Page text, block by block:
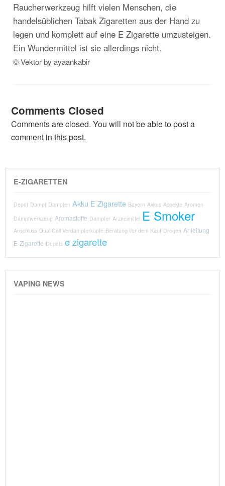
Raucherwerkzeug hilft vielen Menschen, die
handelsüblichen Tabak Zigaretten aus der Hand zu
legen und komplett auf eine E Zigarette umzusteigen.
Ein Wundermittel ist sie allerdings nicht.
© Vektor by ayaankabir
Comments Closed
Comments are closed. You will not be able to post a
comment in this post.
E-ZIGARETTEN
Depot Dampf Dampfen Akku E Zigarette Bayern Akkus Aspekte Aromen
Dampfwerkzeug Aromastoffe Dampfer Arzneimittel E Smoker
Anschluss Dual Coil Verdampferköpfe Beratung vor dem Kauf Drogen Anleitung
E-Zigarette Depots e zigarette
VAPING NEWS